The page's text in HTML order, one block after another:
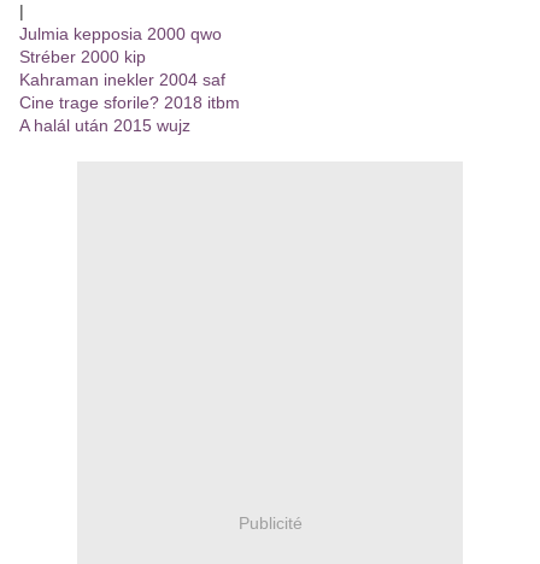
|
Julmia kepposia 2000 qwo
Stréber 2000 kip
Kahraman inekler 2004 saf
Cine trage sforile? 2018 itbm
A halál után 2015 wujz
Publicité